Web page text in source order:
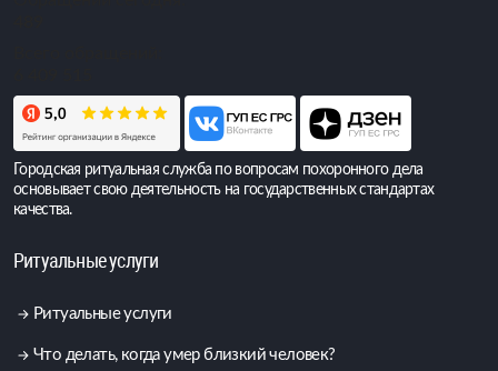
Городская ритуальная служба по вопросам похоронного дела
основывает свою деятельность на государственных стандартах
качества.
Ритуальные услуги
Ритуальные услуги
Что делать, когда умер близкий человек?